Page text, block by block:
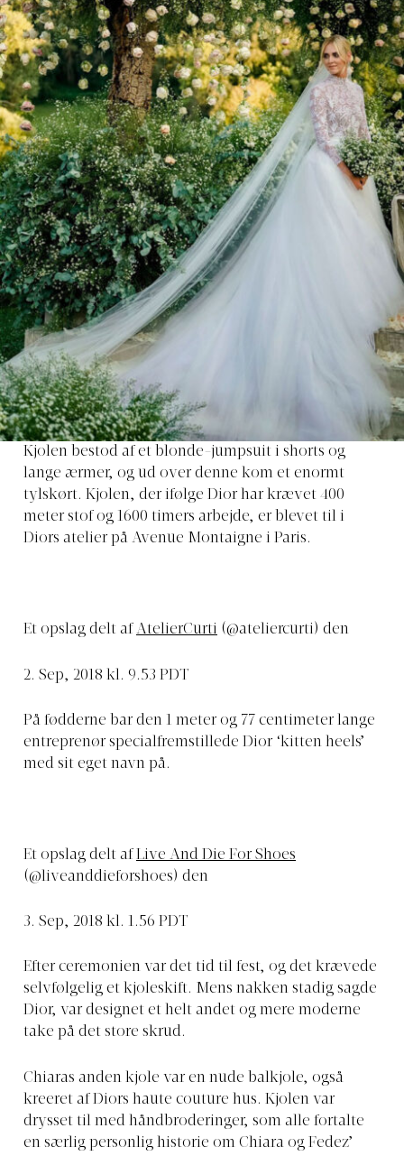
Kjolen bestod af et blonde-jumpsuit i shorts og
lange ærmer, og ud over denne kom et enormt
tylskørt. Kjolen, der ifølge Dior har krævet 400
meter stof og 1600 timers arbejde, er blevet til i
Diors atelier på Avenue Montaigne i Paris.
Et opslag delt af AtelierCurti (@ateliercurti) den
2. Sep, 2018 kl. 9.53 PDT
På fødderne bar den 1 meter og 77 centimeter lange
entreprenør specialfremstillede Dior ‘kitten heels’
med sit eget navn på.
Et opslag delt af Live And Die For Shoes
(@liveanddieforshoes) den
3. Sep, 2018 kl. 1.56 PDT
Efter ceremonien var det tid til fest, og det krævede
selvfølgelig et kjoleskift. Mens nakken stadig sagde
Dior, var designet et helt andet og mere moderne
take på det store skrud.
Chiaras anden kjole var en nude balkjole, også
kreeret af Diors haute couture hus. Kjolen var
drysset til med håndbroderinger, som alle fortalte
en særlig personlig historie om Chiara og Fedez’